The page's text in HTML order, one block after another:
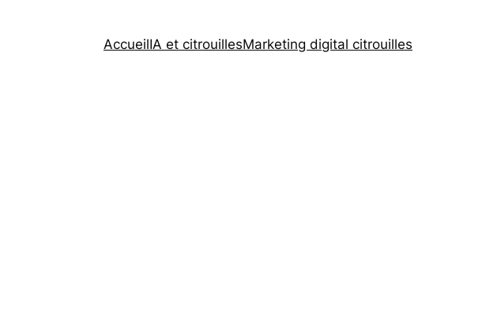
AccueilIA et citrouillesMarketing digital citrouilles